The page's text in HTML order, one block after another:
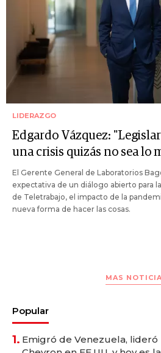
LIDERAZGO
Edgardo Vázquez:
una crisis quizás no sea lo
El Gerente General de Laboratorios
expectativa de un diálogo abierto para
de Teletrabajo, el impacto de la
nueva forma de hacer las cosas.
MAS
Popular
1. Emigró de Venezuela, lideró